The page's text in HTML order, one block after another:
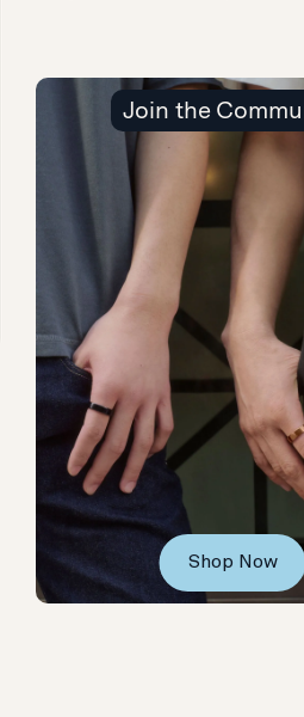
Join the
Shop Now